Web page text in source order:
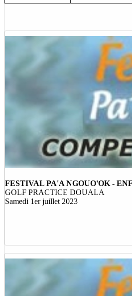
FESTIVAL PA'A NGOUO'OK -
GOLF PRACTICE DOUALA
Samedi 1er juillet 2023